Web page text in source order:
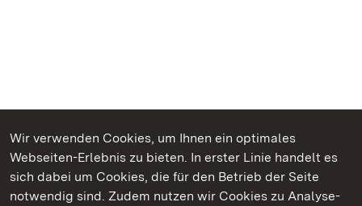
Wir verwenden Cookies, um Ihnen ein optimales
Webseiten-Erlebnis zu bieten. In erster Linie handelt es
sich dabei um Cookies, die für den Betrieb der Seite
notwendig sind. Zudem nutzen wir Cookies zu Analyse-
Kommen. Staunen. Genießen.